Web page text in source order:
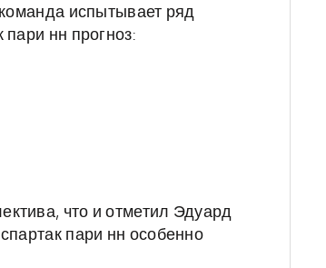
испытывает ряд
пари нн прогноз:
что и отметил Эдуард
пари нн особенно